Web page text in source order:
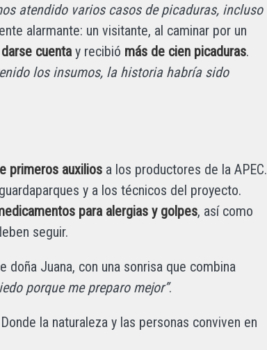
atendido varios casos de picaduras, incluso
alarmante: un visitante, al caminar por un
cuenta y recibió más de cien picaduras.
los insumos, la historia habría sido
primeros auxilios a los productores de la APEC.
y a los técnicos del proyecto.
para alergias y golpes, así como
seguir.
doña Juana, con una sonrisa que combina
porque me preparo mejor”.
la naturaleza y las personas conviven en